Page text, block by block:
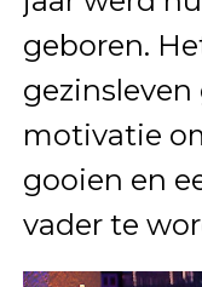
geboren.
motivatie
gooien en
vader te